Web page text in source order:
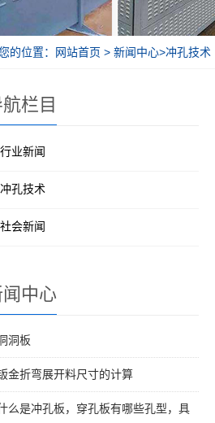
的位置： 网站首页 > 新闻中心>冲孔技术
栏目
行业新闻
冲孔技术
社会新闻
中心
洞板
金折弯展开料尺寸的计算
么是冲孔板，穿孔板有哪些孔型，具